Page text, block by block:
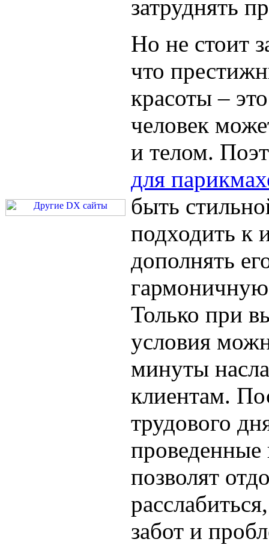
затруднять
Но не стоит
что
красоты –
человек
и телом.
для
быть
подходить к
дополнять
гармоничную
Только при
условия
минуты
клиентам.
трудового
проведенные
позволят
забот и